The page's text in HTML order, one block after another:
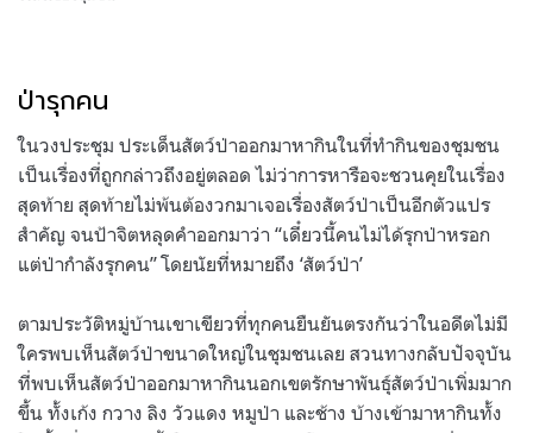
ป่ารุกคน
ในวงประชุม ประเด็นสัตว์ป่าออกมาหากินในที่ทำกินของชุมชน
เป็นเรื่องที่ถูกกล่าวถึงอยู่ตลอด ไม่ว่าการหารือจะชวนคุยในเรื่อง
สุดท้าย สุดท้ายไม่พ้นต้องวกมาเจอเรื่องสัตว์ป่าเป็นอีกตัวแปร
สำคัญ จนป้าจิตหลุดคำออกมาว่า “เดี๋ยวนี้คนไม่ได้รุกป่าหรอก
แต่ป่ากำลังรุกคน” โดยนัยที่หมายถึง ‘สัตว์ป่า’
ตามประวัติหมู่บ้านเขาเขียวที่ทุกคนยืนยันตรงกันว่าในอดีตไม่มี
ใครพบเห็นสัตว์ป่าขนาดใหญ่ในชุมชนเลย สวนทางกลับปัจจุบัน
ที่พบเห็นสัตว์ป่าออกมาหากินนอกเขตรักษาพันธุ์สัตว์ป่าเพิ่มมาก
ขึ้น ทั้งเก้ง กวาง ลิง วัวแดง หมูป่า และช้าง บ้างเข้ามาหากินทั้ง